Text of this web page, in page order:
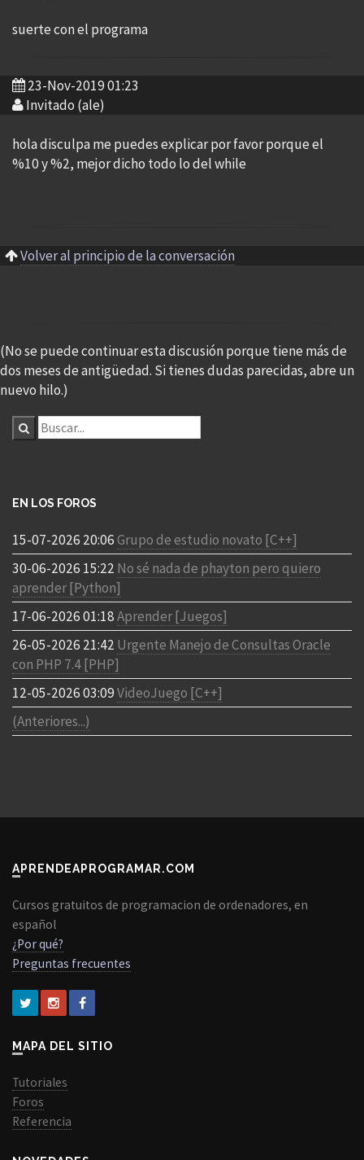
suerte con el programa
23-Nov-2019 01:23
Invitado (ale)
hola disculpa me puedes explicar por favor porque el
%10 y %2, mejor dicho todo lo del while
Volver al principio de la conversación
(No se puede continuar esta discusión porque tiene más de
dos meses de antigüedad. Si tienes dudas parecidas, abre un
nuevo hilo.)
EN LOS FOROS
15-07-2026 20:06Grupo de estudio novato [C++]
30-06-2026 15:22 No sé nada de phayton pero quiero
aprender [Python]
17-06-2026 01:18Aprender [Juegos]
26-05-2026 21:42 Urgente Manejo de Consultas Oracle
con PHP 7.4 [PHP]
12-05-2026 03:09VideoJuego [C++]
(Anteriores...)
APRENDEAPROGRAMAR.COM
Cursos gratuitos de programacion de ordenadores, en
español
¿Por qué?
Preguntas frecuentes
MAPA DEL SITIO
Tutoriales
Foros
Referencia